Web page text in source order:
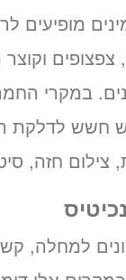
מופיעים
צפצופים
במקרי
חשש לדלקת
צילום חזה,
למחלה,